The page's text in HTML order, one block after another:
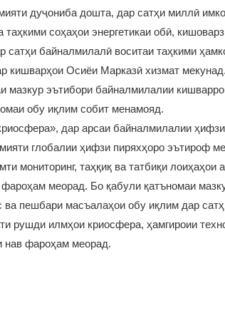
дуҷониба дошта, дар сатҳи миллӣ
соҳаҳои энергетикаи обӣ,
байналмилалӣ воситаи таҳкими
кишварҳои Осиёи Марказӣ хизмат
мазкур эътибори байналмилалии
обу иқлим собит менамояд.
дар арсаи байналмилалии
глобалии ҳифзи пиряхҳоро эътироф
мониторинг, таҳқиқ ва татбиқи лоиҳаҳои
фароҳам меорад. Бо қабули қатъномаи
пешбари масъалаҳои обу иқлим дар
рушди илмҳои криосфера, ҳамгироии
нав фароҳам меорад.